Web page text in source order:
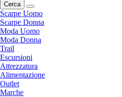
Cerca
Scarpe Uomo
Scarpe Donna
Moda Uomo
Moda Donna
Trail
Escursioni
Attrezzatura
Alimentazione
Outlet
Marche